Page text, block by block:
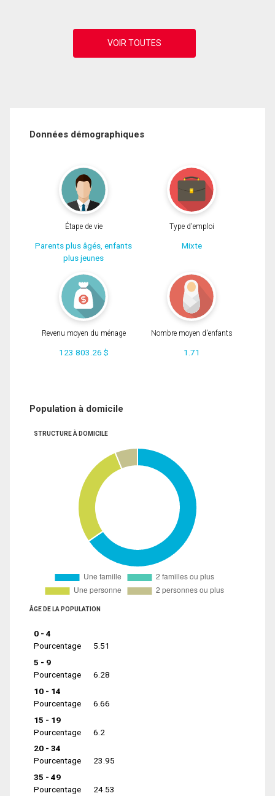
Données démographiques
Étape de vie
Parents plus âgés, enfants
plus jeunes
Type d'emploi
Mixte
Revenu moyen du ménage
123 803.26 $
Nombre moyen d'enfants
1.71
Population à domicile
STRUCTURE À DOMICILE
ÂGE DE LA POPULATION
0 - 4
Pourcentage
5.51
5 - 9
Pourcentage
6.28
10 - 14
Pourcentage
6.66
15 - 19
Pourcentage
6.2
20 - 34
Pourcentage
23.95
35 - 49
Pourcentage
24.53